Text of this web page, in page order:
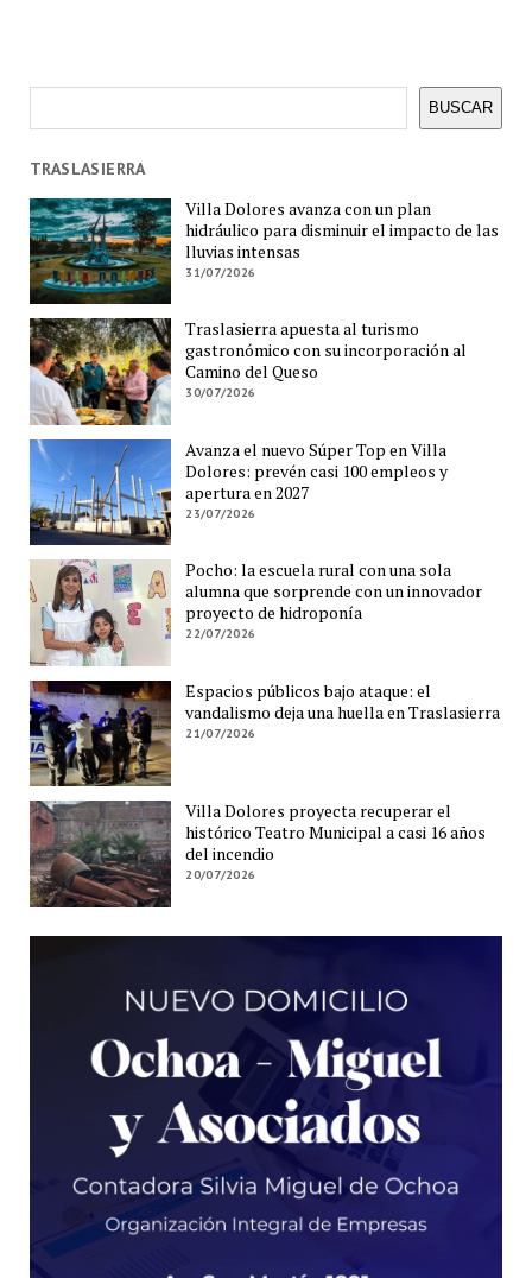
BUSCAR
TRASLASIERRA
Villa Dolores avanza con un plan
hidráulico para disminuir el impacto de las
lluvias intensas
31/07/2026
Traslasierra apuesta al turismo
gastronómico con su incorporación al
Camino del Queso
30/07/2026
Avanza el nuevo Súper Top en Villa
Dolores: prevén casi 100 empleos y
apertura en 2027
23/07/2026
Pocho: la escuela rural con una sola
alumna que sorprende con un innovador
proyecto de hidroponía
22/07/2026
Espacios públicos bajo ataque: el
vandalismo deja una huella en Traslasierra
21/07/2026
Villa Dolores proyecta recuperar el
histórico Teatro Municipal a casi 16 años
del incendio
20/07/2026